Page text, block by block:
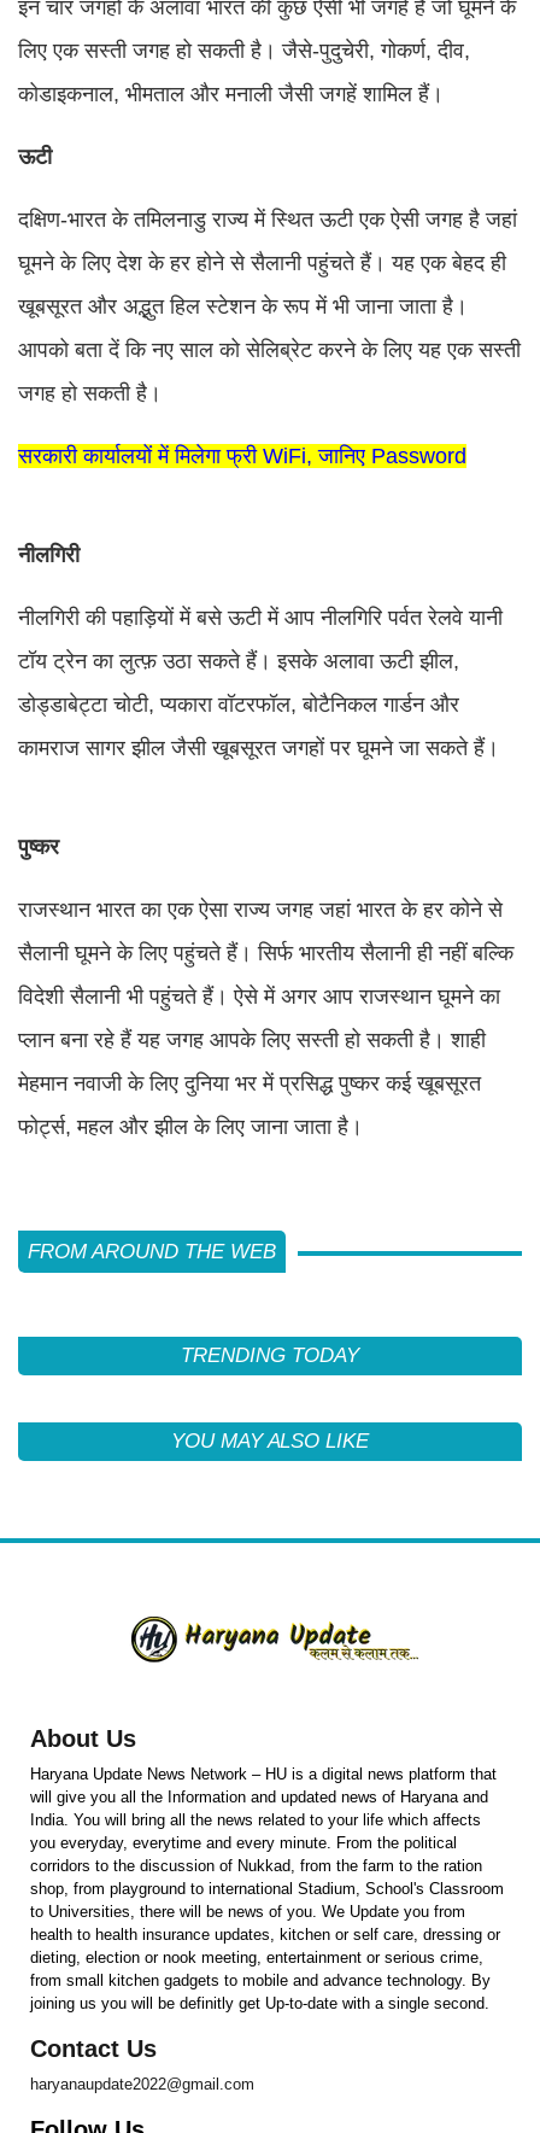
इन चार जगहों के अलावा भारत की कुछ ऐसी भी जगहें हैं जो घूमने के
लिए एक सस्ती जगह हो सकती है। जैसे-पुदुचेरी, गोकर्ण, दीव,
कोडाइकनाल, भीमताल और मनाली जैसी जगहें शामिल हैं।
ऊटी
दक्षिण-भारत के तमिलनाडु राज्य में स्थित ऊटी एक ऐसी जगह है जहां
घूमने के लिए देश के हर होने से सैलानी पहुंचते हैं। यह एक बेहद ही
खूबसूरत और अद्भुत हिल स्टेशन के रूप में भी जाना जाता है।
आपको बता दें कि नए साल को सेलिब्रेट करने के लिए यह एक सस्ती
जगह हो सकती है।
सरकारी कार्यालयों में मिलेगा फ्री WiFi, जानिए Password
नीलगिरी
नीलगिरीकी पहाड़ियों में बसे ऊटी में आप नीलगिरि पर्वत रेलवे यानी
टॉय ट्रेन का लुत्फ़ उठा सकते हैं। इसके अलावा ऊटी झील,
डोड्डाबेट्टा चोटी, प्यकारा वॉटरफॉल, बोटैनिकल गार्डन और
कामराज सागर झील जैसी खूबसूरत जगहों पर घूमने जा सकते हैं।
पुष्कर
राजस्थान भारत का एक ऐसा राज्य जगह जहां भारत के हर कोने से
सैलानी घूमने के लिए पहुंचते हैं। सिर्फ भारतीय सैलानी ही नहीं बल्कि
विदेशी सैलानी भी पहुंचते हैं। ऐसे में अगर आप राजस्थान घूमने का
प्लान बना रहे हैं यह जगह आपके लिए सस्ती हो सकती है। शाही
मेहमान नवाजी के लिए दुनिया भर में प्रसिद्ध पुष्कर कई खूबसूरत
फोर्ट्स, महल और झील के लिए जाना जाता है।
FROM AROUND THE WEB
TRENDING TODAY
YOU MAY ALSO LIKE
About Us
Haryana Update News Network – HU is a digital news platform that
will give you all the Information and updated news of Haryana and
India. You will bring all the news related to your life which affects
you everyday, everytime and every minute. From the political
corridors to the discussion of Nukkad, from the farm to the ration
shop, from playground to international Stadium, School's Classroom
to Universities, there will be news of you. We Update you from
health to health insurance updates, kitchen or self care, dressing or
dieting, election or nook meeting, entertainment or serious crime,
from small kitchen gadgets to mobile and advance technology. By
joining us you will be definitly get Up-to-date with a single second.
Contact Us
haryanaupdate2022@gmail.com